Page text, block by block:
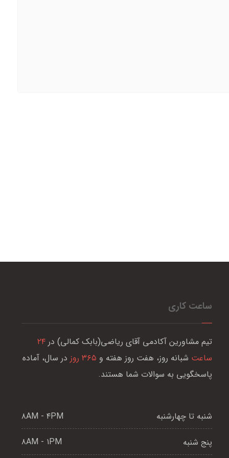
ساعت کاری
تیم مشاورین آکادمی آقای ریاضی(بابک کمالی) در۲۴
ساعت شبانه روز، هفت روز هفته و ۳۶۵ روز
در سال، آماده
پاسخگویی به سوالات شما هستند.
شنبه تا چهارشنبه ۸AM - ۴PM
پنج شنبه ۸AM - ۱PM